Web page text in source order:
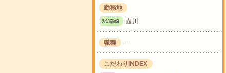
勤務地
駅/路線 壺川
職種 ---
こだわりINDEX